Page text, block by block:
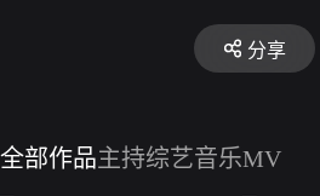
分享
全部作品主持综艺音乐MV